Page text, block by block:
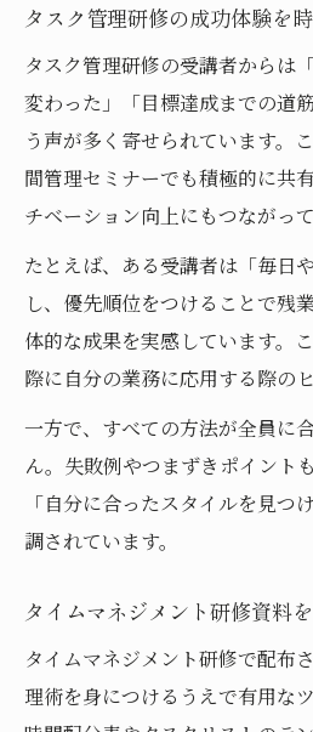
タスク管理研修の成功体験を
タスク管理研修の受講者からは
変わった」「目標達成までの道
う声が多く寄せられています。
間管理セミナーでも積極的に共
チベーション向上にもつながって
たとえば、ある受講者は「毎日
し、優先順位をつけることで残
体的な成果を実感しています。
際に自分の業務に応用する際の
一方で、すべての方法が全員に
ん。失敗例やつまずきポイント
「自分に合ったスタイルを見つ
調されています。
タイムマネジメント研修資料
タイムマネジメント研修で配布
理術を身につけるうえで有用な